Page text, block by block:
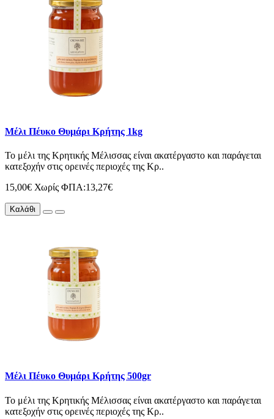
Μέλι Πέυκο Θυμάρι Κρήτης 1kg
Το μέλι της Κρητικής Μέλισσας είναι ακατέργαστο και παράγεται
κατεξοχήν στις ορεινές περιοχές της Κρ..
15,00€ Χωρίς ΦΠΑ:13,27€
Καλάθι
Μέλι Πέυκο Θυμάρι Κρήτης 500gr
Το μέλι της Κρητικής Μέλισσας είναι ακατέργαστο και παράγεται
κατεξοχήν στις ορεινές περιοχές της Κρ..